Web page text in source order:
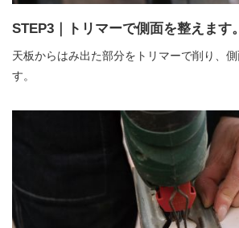
STEP3｜トリマーで側面を整えます。
天板からはみ出た部分をトリマーで削り、
す。